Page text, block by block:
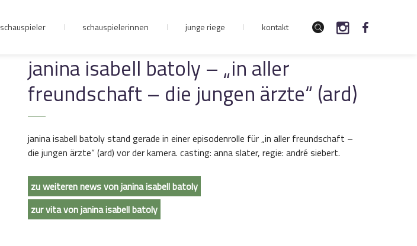
junge riege
kontakt
schauspieler schauspielerinnen junge riege kontakt
janina isabell batoly – „in aller
freundschaft – die jungen ärzte“ (ard)
janina isabell batoly stand gerade in einer episodenrolle für „in aller freundschaft –
die jungen ärzte“ (ard) vor der kamera. casting: anna slater, regie: andré siebert.
zu weiteren news von janina isabell batoly
zur vita von janina isabell batoly